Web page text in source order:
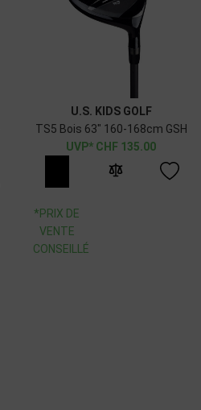
U.S. KIDS GOLF
TS5 Bois 63" 160-168cm GSH
CHF 135.00
*PRIX DE
VENTE
CONSEILLÉ